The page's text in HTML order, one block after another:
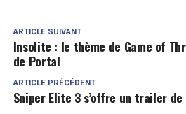
ARTICLE SUIVANT
Insolite : le thème de Game of
de Portal
ARTICLE PRÉCÉDENT
Sniper Elite 3 s’offre un trailer